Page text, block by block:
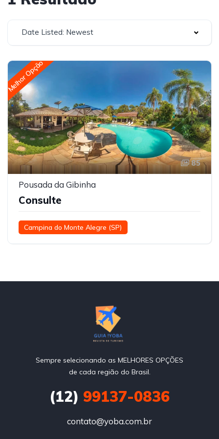
Date Listed: Newest
Melhor Opção
85
Pousada da Gibinha
Consulte
Campina do Monte Alegre (SP)
Sempre selecionando as MELHORES OPÇÕES
de cada região do Brasil.
(12) 99137-0836
contato@yoba.com.br